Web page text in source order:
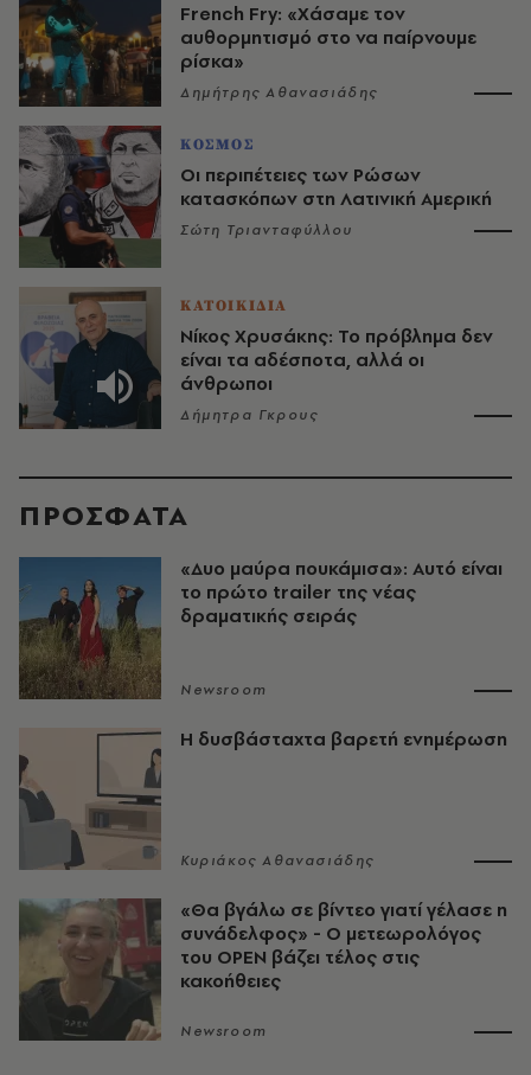
French Fry: «Χάσαμε τον
αυθορμητισμό στο να παίρνουμε
ρίσκα»
Δημήτρης Αθανασιάδης
ΚΟΣΜΟΣ
Οι περιπέτειες των Ρώσων
κατασκόπων στη Λατινική Αμερική
Σώτη Τριανταφύλλου
ΚΑΤΟΙΚΙΔΙΑ
Νίκος Χρυσάκης: Το πρόβλημα δεν
είναι τα αδέσποτα, αλλά οι
άνθρωποι
Δήμητρα Γκρους
ΠΡΟΣΦΑΤΑ
«Δυο μαύρα πουκάμισα»: Αυτό είναι
το πρώτο trailer της νέας
δραματικής σειράς
Newsroom
Η δυσβάσταχτα βαρετή ενημέρωση
Κυριάκος Αθανασιάδης
«Θα βγάλω σε βίντεο γιατί γέλασε η
συνάδελφος» - Ο μετεωρολόγος
του OPEN βάζει τέλος στις
κακοήθειες
Newsroom